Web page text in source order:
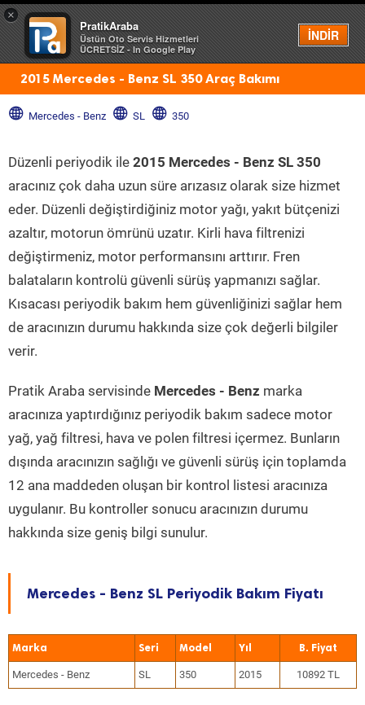
×
PratikAraba
Üstün Oto Servis Hizmetleri
ÜCRETSİZ - In Google Play
İNDİR
Menü
2015 Mercedes - Benz SL 350 Araç Bakımı
Mercedes - Benz SL 350
Düzenli periyodik ile 2015 Mercedes - Benz SL 350
aracınız çok daha uzun süre arızasız olarak size hizmet
eder. Düzenli değiştirdiğiniz motor yağı, yakıt bütçenizi
azaltır, motorun ömrünü uzatır. Kirli hava filtrenizi
değiştirmeniz, motor performansını arttırır. Fren
balataların kontrolü güvenli sürüş yapmanızı sağlar.
Kısacası periyodik bakım hem güvenliğinizi sağlar hem
de aracınızın durumu hakkında size çok değerli bilgiler
verir.
Pratik Araba servisinde Mercedes - Benz marka
aracınıza yaptırdığınız periyodik bakım sadece motor
yağ, yağ filtresi, hava ve polen filtresi içermez. Bunların
dışında aracınızın sağlığı ve güvenli sürüş için toplamda
12 ana maddeden oluşan bir kontrol listesi aracınıza
uygulanır. Bu kontroller sonucu aracınızın durumu
hakkında size geniş bilgi sunulur.
Mercedes - Benz SL Periyodik Bakım Fiyatı
Marka Seri Model Yıl
Mercedes - Benz SL 350 2015 10892 TL